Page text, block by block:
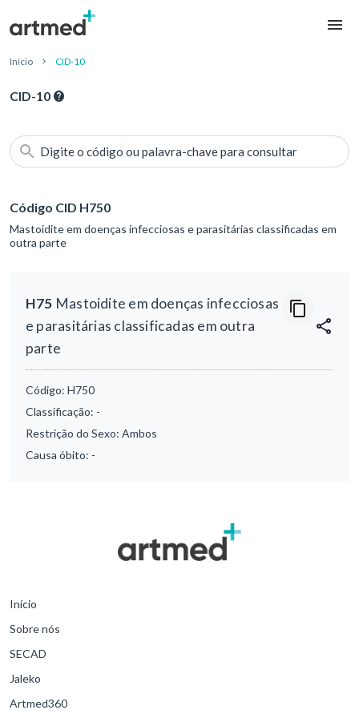
Início CID-10
CID-10
Digite o código ou palavra-chave para consultar
Código CID H750
Mastoidite em doenças infecciosas e parasitárias classificadas em
outra parte
H75 Mastoidite em doenças infecciosas
e parasitárias classificadas em outra
parte
Código: H750
Classificação: -
Restrição do Sexo: Ambos
Causa óbito: -
Início
Sobre nós
SECAD
Jaleko
Artmed360